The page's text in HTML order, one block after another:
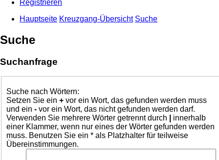
Registrieren
Hauptseite Kreuzgang-Übersicht Suche
Suche
Suchanfrage
Suche nach Wörtern:
Setzen Sie ein + vor ein Wort, das gefunden werden muss
und ein - vor ein Wort, das nicht gefunden werden darf.
Verwenden Sie mehrere Wörter getrennt durch
innerhalb
einer Klammer, wenn nur eines der Wörter gefunden werden
muss. Benutzen Sie ein * als Platzhalter für teilweise
Übereinstimmungen.